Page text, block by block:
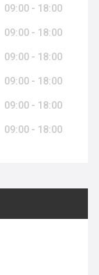
09:00 - 18:00
09:00 - 18:00
09:00 - 18:00
09:00 - 18:00
09:00 - 18:00
09:00 - 18:00